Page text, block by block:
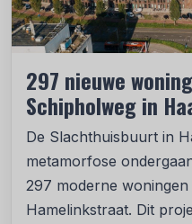
297 nieuwe
Schipholweg in
De Slachthuisbuurt in
metamorfose
297 moderne woningen
Hamelinkstraat. Dit